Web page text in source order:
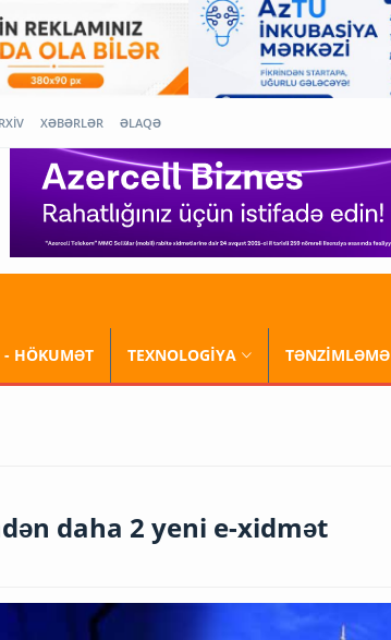
XƏBƏRLƏR ƏLAQƏ
- HÖKUMƏT TEXNOLOGİYA TƏNZİMLƏMƏ
daha 2 yeni e-xidmət